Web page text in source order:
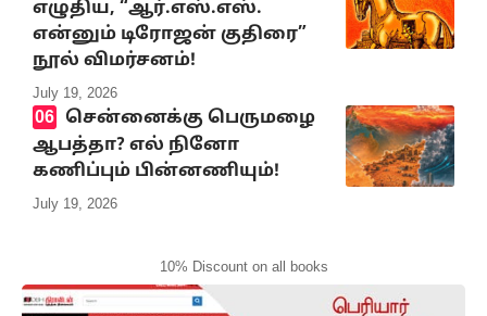
எழுதிய, “ஆர்.எஸ்.எஸ்.
என்னும் டிரோஜன் குதிரை”
நூல் விமர்சனம்!
July 19, 2026
சென்னைக்கு பெருமழை
ஆபத்தா? எல் நினோ
கணிப்பும் பின்னணியும்!
July 19, 2026
10% Discount on all books